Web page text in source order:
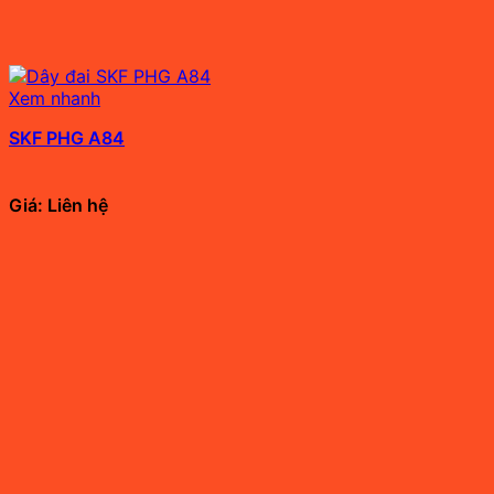
Xem nhanh
SKF PHG A84
Giá: Liên hệ